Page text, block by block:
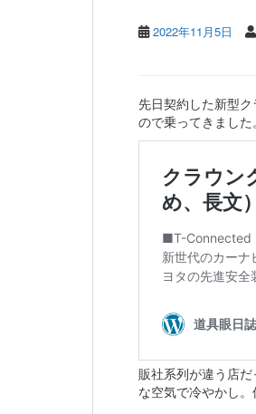
2022年11月5日
先日契約した新型
ので乗ってきました。
販社系列が違う店
な空気で冷やかし。